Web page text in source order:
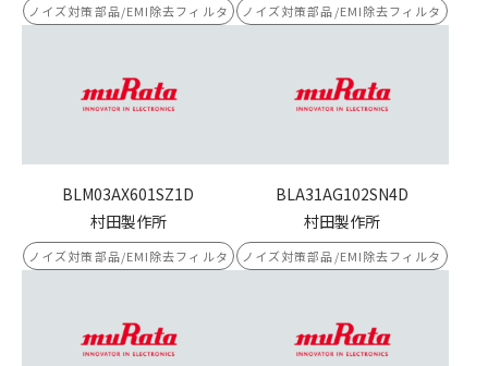
ノイズ対策部品/EMI除去フィルタ ノイズ対策部品/EMI除去フィルタ
BLM03AX601SZ1D
村田製作所
ノイズ対策部品/EMI除去フィルタ
BLA31AG102SN4D
村田製作所
ノイズ対策部品/EMI除去フィルタ